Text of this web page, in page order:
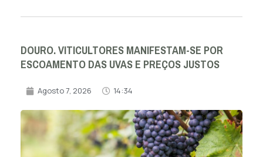
DOURO. VITICULTORES MANIFESTAM-SE POR
ESCOAMENTO DAS UVAS E PREÇOS JUSTOS
Agosto 7, 2026 14:34